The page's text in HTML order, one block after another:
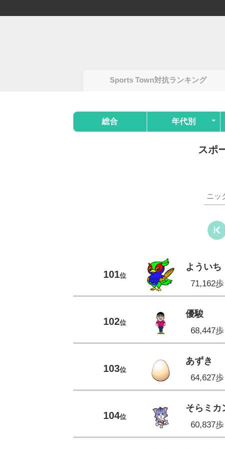
Sports Town対抗ランキング
総合 年代別
スポ
101位
よういち
71,162歩
102位
優駿
68,447歩
103位
あずき
64,627歩
104位
そらミカ
60,837歩